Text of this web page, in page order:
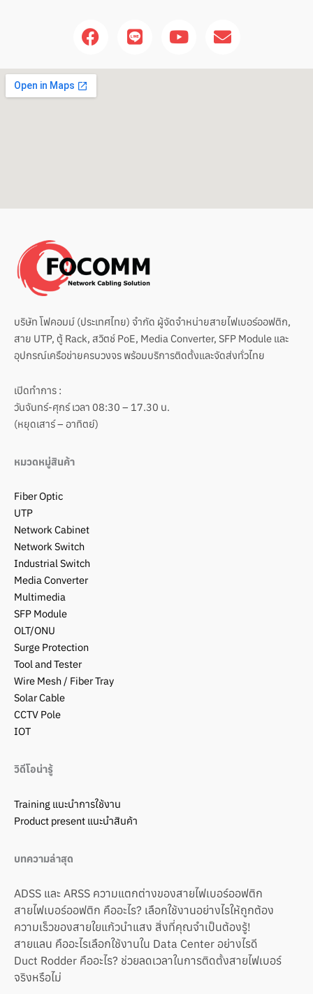
F
a
c
e
b
L
i
n
Y
o
u
E
n
v
บริษัท โฟคอมม์ (ประเทศไทย) จำกัด ผู้จัดจำหน่ายสายไฟเบอร์ออฟติก,
สาย UTP, ตู้ Rack, สวิตช์ PoE, Media Converter, SFP Module และ
อุปกรณ์เครือข่ายครบวงจร พร้อมบริการติดตั้งและจัดส่งทั่วไทย
เปิดทำการ :
วันจันทร์-ศุกร์ เวลา 08:30 – 17.30 น.
(หยุดเสาร์ – อาทิตย์)
หมวดหมู่สินค้า
Fiber Optic
UTP
Network Cabinet
Network Switch
Industrial Switch
Media Converter
Multimedia
SFP Module
OLT/ONU
Surge Protection
Tool and Tester
Wire Mesh / Fiber Tray
Solar Cable
CCTV Pole
IOT
วิดีโอน่ารู้
Training แนะนำการใช้งาน
Product present แนะนำสินค้า
บทความล่าสุด
ADSS และ ARSS ความแตกต่างของสายไฟเบอร์ออฟติก
สายไฟเบอร์ออฟติก คืออะไร? เลือกใช้งานอย่างไรให้ถูกต้อง
ความเร็วของสายใยแก้วนำแสง สิ่งที่คุณจำเป็นต้องรู้!
สายแลน คืออะไรเลือกใช้งานใน Data Center อย่างไรดี
Duct Rodder คืออะไร? ช่วยลดเวลาในการติดตั้งสายไฟเบอร์
จริงหรือไม่